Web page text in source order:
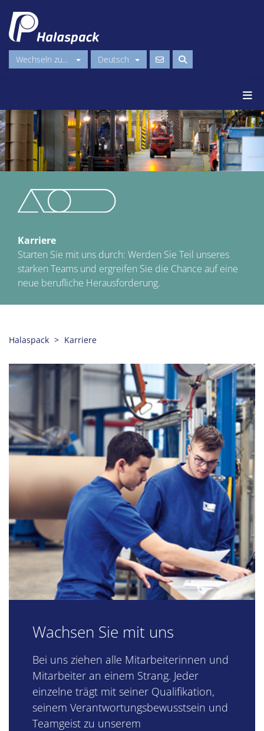
Wechseln zu... Deutsch
Karriere
Starten Sie mit uns durch: Werden Sie Teil unseres
starken Teams und ergreifen Sie die Chance auf eine
neue berufliche Herausforderung.
Halaspack Karriere
Wachsen Sie mit uns
Bei uns ziehen alle Mitarbeiterinnen und
Mitarbeiter an einem Strang. Jeder
einzelne trägt mit seiner Qualifikation,
seinem Verantwortungsbewusstsein und
Teamgeist zu unserem